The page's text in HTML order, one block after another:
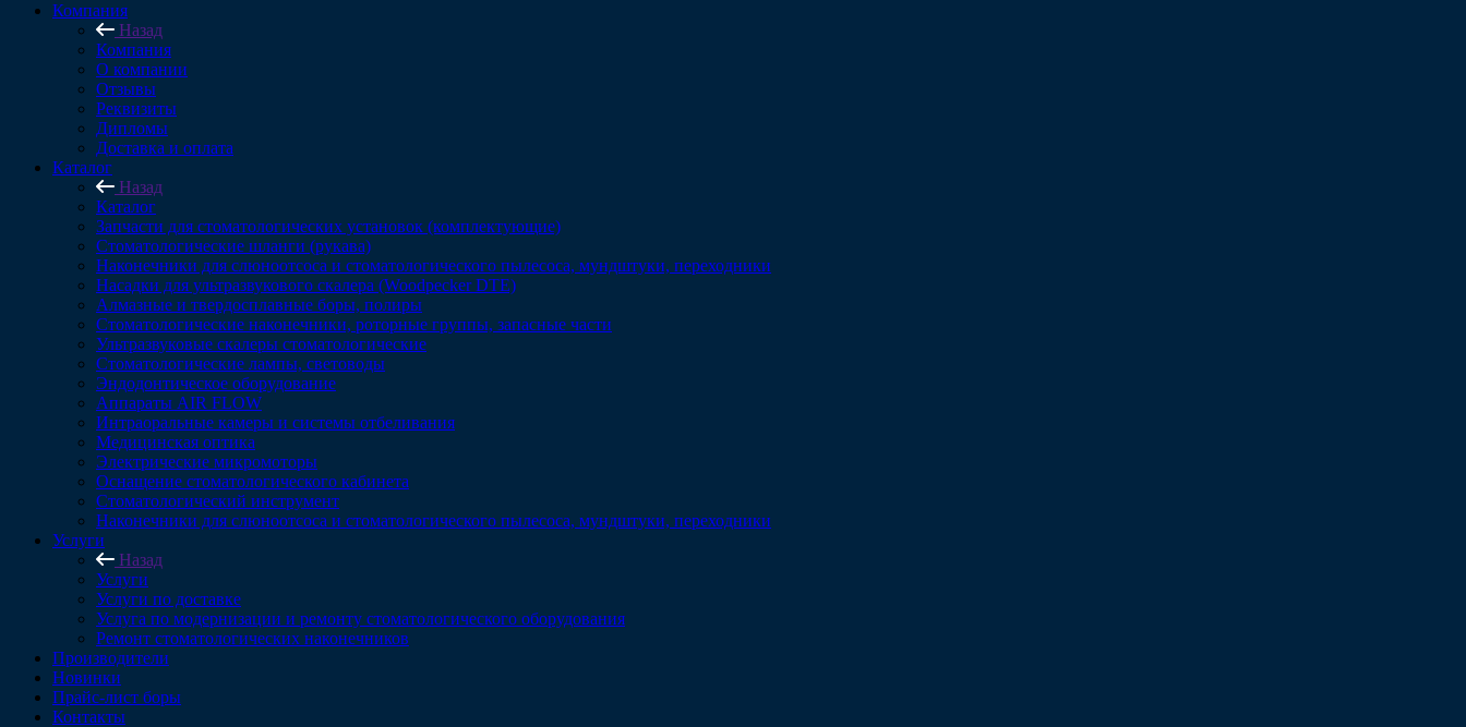
Компания
Назад
Компания
О компании
Отзывы
Реквизиты
Дипломы
Доставка и оплата
Каталог
Назад
Каталог
Запчасти для стоматологических установок (комплектующие)
Стоматологические шланги (рукава)
Наконечники для слюноотсоса и стоматологического пылесоса, мундштуки, переходники
Насадки для ультразвукового скалера (Woodpecker DTE)
Алмазные и твердосплавные боры, полиры
Стоматологические наконечники, роторные группы, запасные части
Ультразвуковые скалеры стоматологические
Стоматологические лампы, световоды
Эндодонтическое оборудование
Аппараты AIR FLOW
Интраоральные камеры и системы отбеливания
Медицинская оптика
Электрические микромоторы
Оснащение стоматологического кабинета
Стоматологический инструмент
Наконечники для слюноотсоса и стоматологического пылесоса, мундштуки, переходники
Услуги
Назад
Услуги
Услуги по доставке
Услуга по модернизации и ремонту стоматологического оборудования
Ремонт стоматологических наконечников
Производители
Новинки
Прайс-лист боры
Контакты